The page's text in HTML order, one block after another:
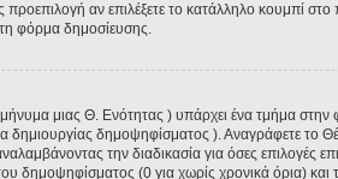
αν επιλέξετε το κατάλληλο κουμπί στο
φόρμα δημοσίευσης.
μιας Θ. Ενότητας ) υπάρχει ένα τμήμα
δημιουργίας δημοψηφίσματος ). Αναγράφετε το
την διαδικασία για όσες επιλογές
δημοψηφίσματος (0 για χωρίς χρονικά όρια) και